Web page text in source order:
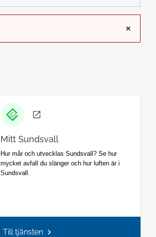
x
Mitt Sundsvall
Hur mår och utvecklas Sundsvall? Se hur
mycket avfall du slänger och hur luften är i
Sundsvall.
Till tjänsten